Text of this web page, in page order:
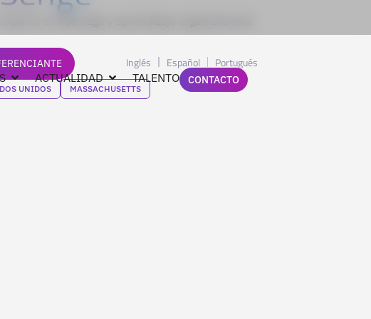
ACTUALIDAD TALENTO
Inglés Español Portugués
CONTACTO
en liderazgo y aprendizaje organizacional
UNIDOS MASSACHUSETTS